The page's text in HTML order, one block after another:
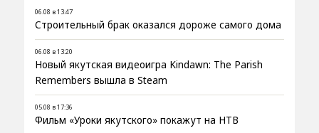
06.08 в 13:47
Строительный брак оказался дороже самого дома
06.08 в 13:20
Новый якутская видеоигра Kindawn: The Parish
Remembers вышла в Steam
05.08 в 17:36
Фильм «Уроки якутского» покажут на НТВ